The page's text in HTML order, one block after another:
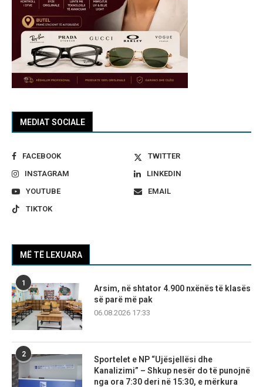
MEDIAT SOCIALE
FACEBOOK
TWITTER
INSTAGRAM
LINKEDIN
YOUTUBE
EMAIL
TIKTOK
MË TË LEXUARA
1
Arsim, në shtator 4.900 nxënës të klasës
së parë më pak
06.08.2026 17:33
2
Sportelet e NP “Ujësjellësi dhe
Kanalizimi” – Shkup nesër do të punojnë
nga ora 7:30 deri në 15:30, e mërkura